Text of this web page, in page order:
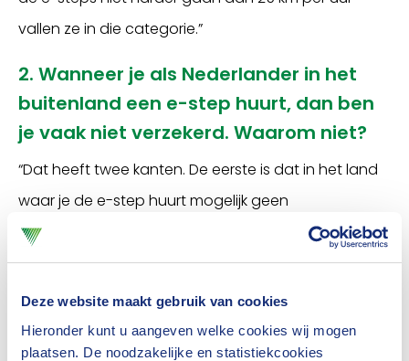
Deze website maakt gebruik van cookies
Hieronder kunt u aangeven welke cookies wij mogen
plaatsen. De noodzakelijke en statistiekcookies
vallen ze in die categorie.”
2. Wanneer je als Nederlander in het
buitenland een e-step huurt, dan ben
je vaak niet verzekerd. Waarom niet?
“Dat heeft twee kanten. De eerste is dat in het land
waar je de e-step huurt mogelijk geen
verzekeringsplicht geldt. Dat is bijvoorbeeld in
Spanje het geval. De e-step valt daar in een lichte
categorie, met als gevolg een uitzondering voor de
verzekeringsplicht. Als je pech hebt, is er dan geen
verzekering afgesloten. En de andere kant van de